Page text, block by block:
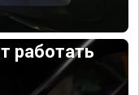
работать